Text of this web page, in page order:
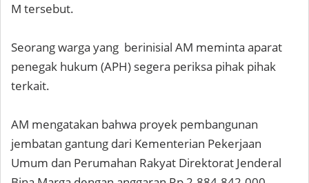
M tersebut.
Seorang warga yang berinisial AM meminta aparat
penegak hukum (APH) segera periksa pihak pihak
terkait.
AM mengatakan bahwa proyek pembangunan
jembatan gantung dari Kementerian Pekerjaan
Umum dan Perumahan Rakyat Direktorat Jenderal